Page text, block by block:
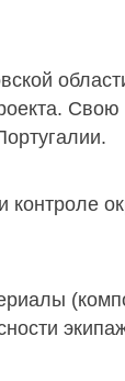
Свою
контроле